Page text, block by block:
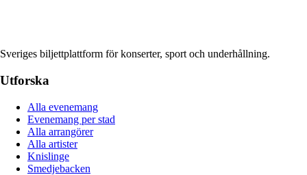
Sveriges biljettplattform för konserter, sport och underhållning.
Utforska
Alla evenemang
Evenemang per stad
Alla arrangörer
Alla artister
Knislinge
Smedjebacken